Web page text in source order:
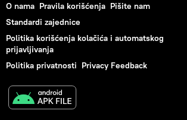
O nama Pravila korišćenja Pišite nam
Standardi zajednice
Politika korišćenja kolačića i automatskog
prijavljivanja
Politika privatnosti Privacy Feedback